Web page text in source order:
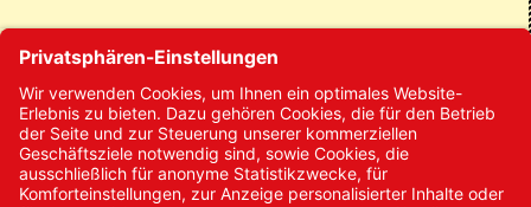
Kontakt
Kontakt/Anfrage
Neukundenanmeldung
Kennwort vergessen